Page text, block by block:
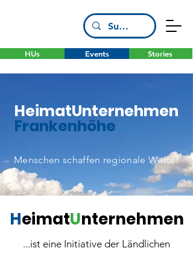
HUs Stories
Events
HeimatUnternehmen
Frankenhöhe
Menschen schaffen regionale Werte!
HeimatUnternehmen
...ist eine Initiative der Ländlichen